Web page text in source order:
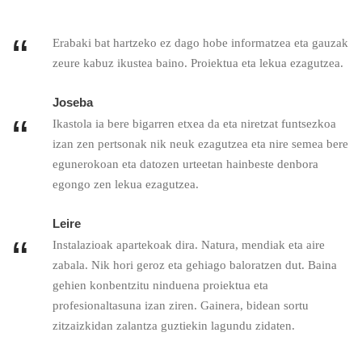
“
Erabaki bat hartzeko ez dago hobe informatzea eta gauzak
zeure kabuz ikustea baino. Proiektua eta lekua ezagutzea.
Joseba
“
Ikastola ia bere bigarren etxea da eta niretzat funtsezkoa
izan zen pertsonak nik neuk ezagutzea eta nire semea bere
egunerokoan eta datozen urteetan hainbeste denbora
egongo zen lekua ezagutzea.
Leire
“
Instalazioak apartekoak dira. Natura, mendiak eta aire
zabala. Nik hori geroz eta gehiago baloratzen dut. Baina
gehien konbentzitu ninduena proiektua eta
profesionaltasuna izan ziren. Gainera, bidean sortu
zitzaizkidan zalantza guztiekin lagundu zidaten.